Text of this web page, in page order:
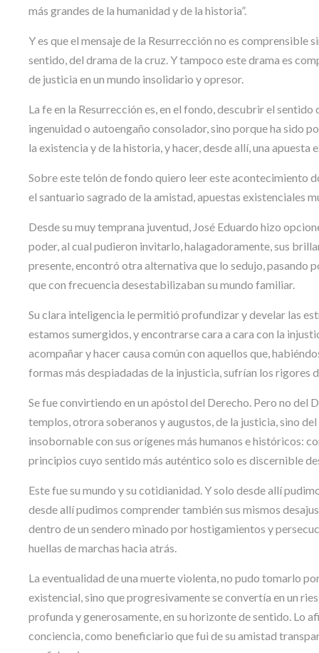
más grandes de la humanidad y de la historia”.
Y es que el mensaje de la Resurrección no es
sentido, del drama de la cruz. Y tampoco este drama es
de justicia en un mundo insolidario y opresor.
La fe en la Resurrección es, en el fondo, descubrir el
ingenuidad o autoengaño consolador, sino porque ha sido
la existencia y de la historia, y hacer, desde allí, una apuesta
Sobre este telón de fondo quiero leer este acontecimiento
el santuario sagrado de la amistad, apuestas existenciales
Desde su muy temprana juventud, José Eduardo hizo
poder, al cual pudieron invitarlo, halagadoramente, sus
presente, encontró otra alternativa que lo sedujo, pasando
que con frecuencia desestabilizaban su mundo familiar.
Su clara inteligencia le permitió profundizar y develar las
estamos sumergidos, y encontrarse cara a cara con la
acompañar y hacer causa común con aquellos que,
formas más despiadadas de la injusticia, sufrían los rigores
Se fue convirtiendo en un apóstol del Derecho. Pero no del
templos, otrora soberanos y augustos, de la justicia, sino
insobornable con sus orígenes más humanos e históricos:
principios cuyo sentido más auténtico solo es discernible
Este fue su mundo y su cotidianidad. Y solo desde allí
desde allí pudimos comprender también sus mismos
dentro de un sendero minado por hostigamientos y
huellas de marchas hacia atrás.
La eventualidad de una muerte violenta, no pudo tomarlo
existencial, sino que progresivamente se convertía en un
profunda y generosamente, en su horizonte de sentido. Lo
conciencia, como beneficiario que fui de su amistad